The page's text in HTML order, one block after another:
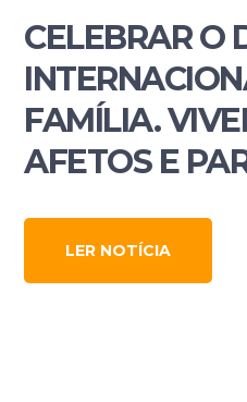
CELEBRAR O
FAMÍLIA.
AFETOS E
LER NOTÍCIA